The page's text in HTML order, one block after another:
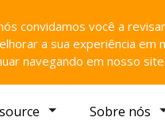
convidamos você a
a sua experiência
navegando em nosso site.
Sobre nós